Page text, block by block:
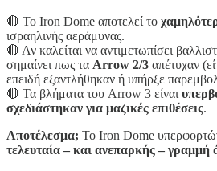
🔴 Το Iron Dome αποτελεί το
ισραηλινής αεράμυνας.
🔴 Αν καλείται να αντιμετωπίσει
σημαίνει πως τα Arrow 2/3 απέτυχαν
επειδή εξαντλήθηκαν ή υπήρξε
🔴 Τα βλήματα του Arrow 3 είναι
σχεδιάστηκαν για μαζικές επιθέσεις.
Αποτέλεσμα; Το Iron Dome
τελευταία – και ανεπαρκής – γραμμή